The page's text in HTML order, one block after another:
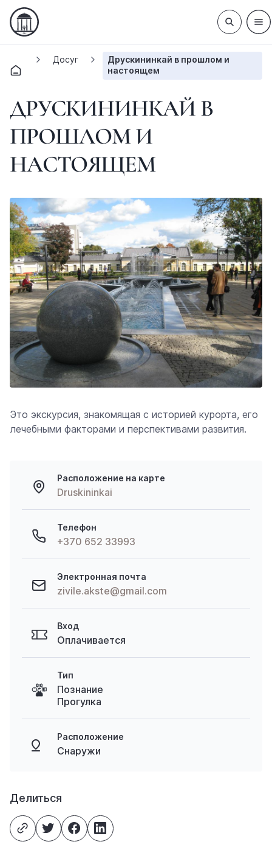
Досуг
Друскининкай в прошлом и
настоящем
ДРУСКИНИНКАЙ В
ПРОШЛОМ И
НАСТОЯЩЕМ
Это экскурсия, знакомящая с историей курорта, его
лечебными факторами и перспективами развития.
Расположение на карте
Druskininkai
Телефон
+370 652 33993
Электронная почта
zivile.akste@gmail.com
Вход
Оплачивается
Тип
Познание
Прогулка
Расположение
Снаружи
Делиться